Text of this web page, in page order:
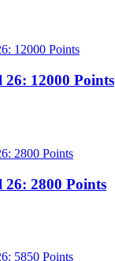
26: 12000 Points
26: 2800 Points